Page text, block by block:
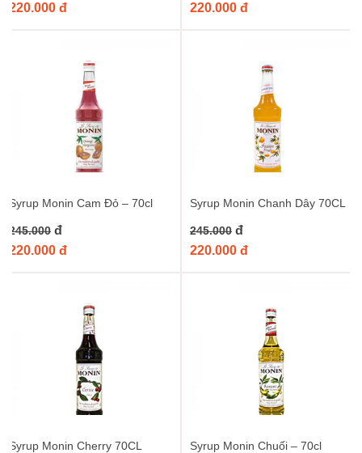
220.000 đ
220.000 đ
Syrup Monin Cam Đỏ – 70cl
245.000 đ
220.000 đ
Syrup Monin Chanh Dây 70CL
245.000 đ
220.000 đ
Syrup Monin Cherry 70CL Syrup Monin Chuối – 70cl